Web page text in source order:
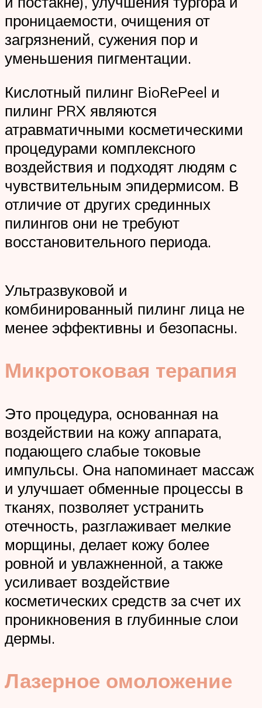
проницаемости, очищения от
загрязнений, сужения пор и
уменьшения пигментации.
Кислотный пилинг BioRePeel и
пилинг PRX являются
атравматичными косметическими
процедурами комплексного
воздействия и подходят людям с
чувствительным эпидермисом. В
отличие от других срединных
пилингов они не требуют
восстановительного периода.
Ультразвуковой и
комбинированный пилинг лица не
менее эффективны и безопасны.
Микротоковая терапия
Это процедура, основанная на
воздействии на кожу аппарата,
подающего слабые токовые
импульсы. Она напоминает массаж
и улучшает обменные процессы в
тканях, позволяет устранить
отечность, разглаживает мелкие
морщины, делает кожу более
ровной и увлажненной, а также
усиливает воздействие
косметических средств за счет их
проникновения в глубинные слои
дермы.
Лазерное омоложение